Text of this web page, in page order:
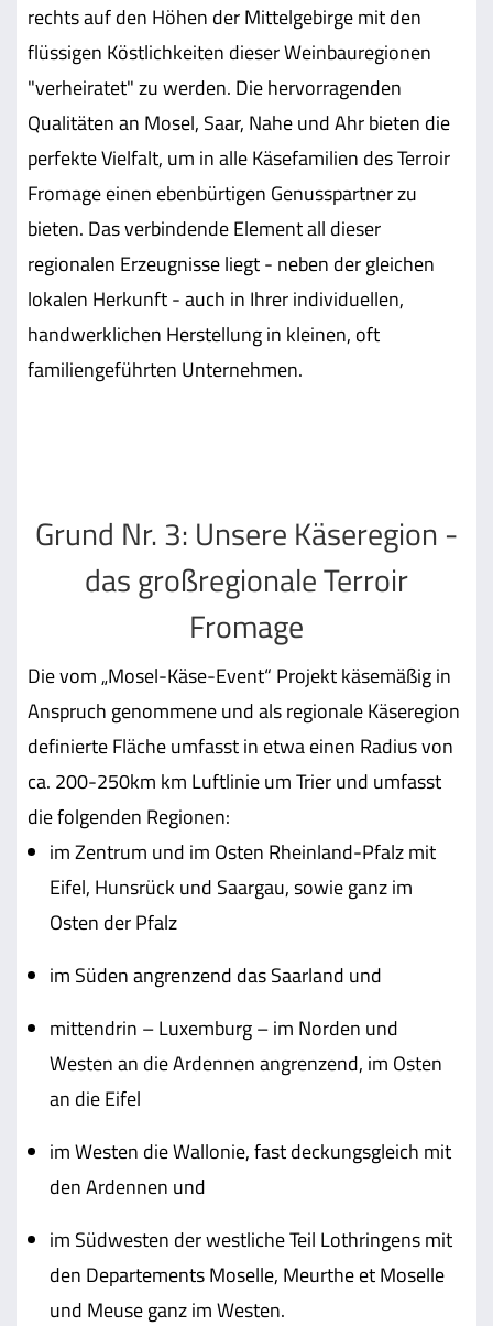
rechts auf den Höhen der Mittelgebirge mit den
flüssigen Köstlichkeiten dieser Weinbauregionen
"verheiratet" zu werden. Die hervorragenden
Qualitäten an Mosel, Saar, Nahe und Ahr bieten die
perfekte Vielfalt, um in alle Käsefamilien des Terroir
Fromage einen ebenbürtigen Genusspartner zu
bieten. Das verbindende Element all dieser
regionalen Erzeugnisse liegt - neben der gleichen
lokalen Herkunft - auch in Ihrer individuellen,
handwerklichen Herstellung in kleinen, oft
familiengeführten Unternehmen.
Grund Nr. 3: Unsere Käseregion -
das großregionale Terroir
Fromage
Die vom „Mosel-Käse-Event“ Projekt käsemäßig in
Anspruch genommene und als regionale Käseregion
definierte Fläche umfasst in etwa einen Radius von
ca. 200-250km km Luftlinie um Trier und umfasst
die folgenden Regionen:
im Zentrum und im Osten Rheinland-Pfalz mit
Eifel, Hunsrück und Saargau, sowie ganz im
Osten der Pfalz
im Süden angrenzend das Saarland und
mittendrin – Luxemburg – im Norden und
Westen an die Ardennen angrenzend, im Osten
an die Eifel
im Westen die Wallonie, fast deckungsgleich mit
den Ardennen und
im Südwesten der westliche Teil Lothringens mit
den Departements Moselle, Meurthe et Moselle
und Meuse ganz im Westen.